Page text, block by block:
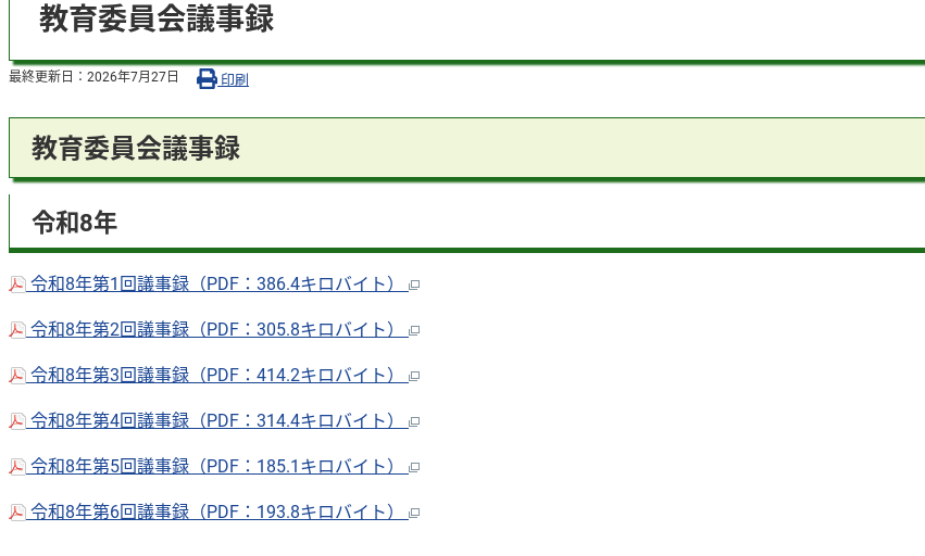
教育委員会議事録
最終更新日： 2026年7月27日 印刷
教育委員会議事録
令和8年
令和8年第1回議事録（PDF：386.4キロバイト）
令和8年第2回議事録（PDF：305.8キロバイト）
令和8年第3回議事録（PDF：414.2キロバイト）
令和8年第4回議事録（PDF：314.4キロバイト）
令和8年第5回議事録（PDF：185.1キロバイト）
令和8年第6回議事録（PDF：193.8キロバイト）